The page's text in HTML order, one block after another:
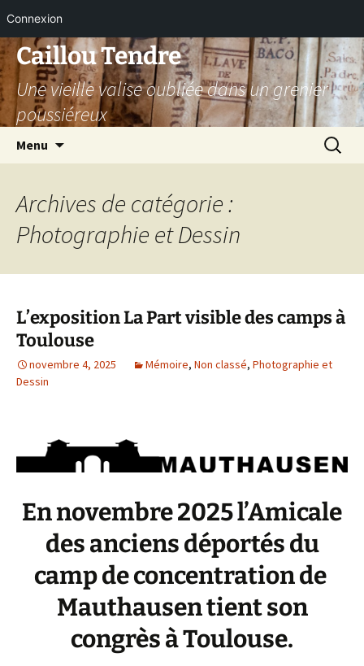
Connexion
Aller
au
contenu
Caillou Tendre
Une vieille valise oubliée dans un grenier
poussiéreux
Menu
Archives de catégorie :
Photographie et Dessin
L’exposition La Part visible des camps à
Toulouse
novembre 4, 2025 Mémoire, Non classé, Photographie et
Dessin
En novembre 2025 l’Amicale
des anciens déportés du
camp de concentration de
Mauthausen tient son
congrès à Toulouse.